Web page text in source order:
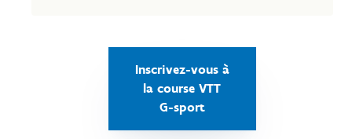
Inscrivez-vous à
la course VTT
G-sport